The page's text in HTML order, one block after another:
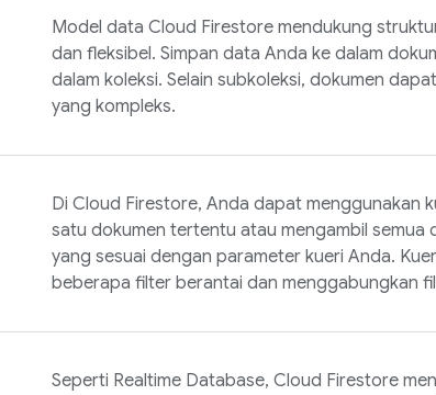
Model data Cloud Firestore mendukung
dan fleksibel. Simpan data Anda ke dalam
dalam koleksi. Selain subkoleksi, dokumen
yang kompleks.
Di Cloud Firestore, Anda dapat menggunakan
satu dokumen tertentu atau mengambil semua
yang sesuai dengan parameter kueri Anda.
beberapa filter berantai dan menggabungkan
Seperti Realtime Database, Cloud Firestore